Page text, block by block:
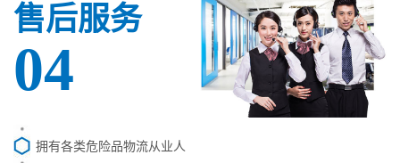
售后服务
04
拥有各类危险品物流从业人